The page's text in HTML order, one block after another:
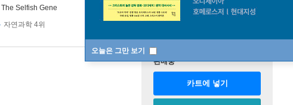
오늘은 그만 보기
The Selfish Gene
자연과학 4위
판매중
카트에 넣기